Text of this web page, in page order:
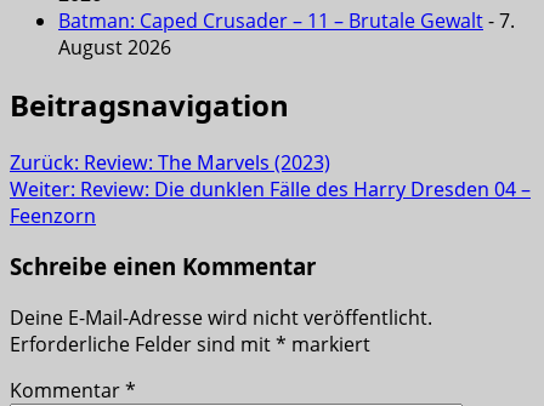
Batman: Caped Crusader – 11 – Brutale Gewalt- 7.
August 2026
Beitragsnavigation
Zurück: Review: The Marvels (2023)
Weiter: Review: Die dunklen Fälle des Harry Dresden 04 –
Feenzorn
Schreibe einen Kommentar
Deine E-Mail-Adresse wird nicht veröffentlicht.
Erforderliche Felder sind mit* markiert
Kommentar*